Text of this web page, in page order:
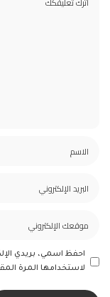
احفظ اسمي، بريدي
لاستخدامها المرة